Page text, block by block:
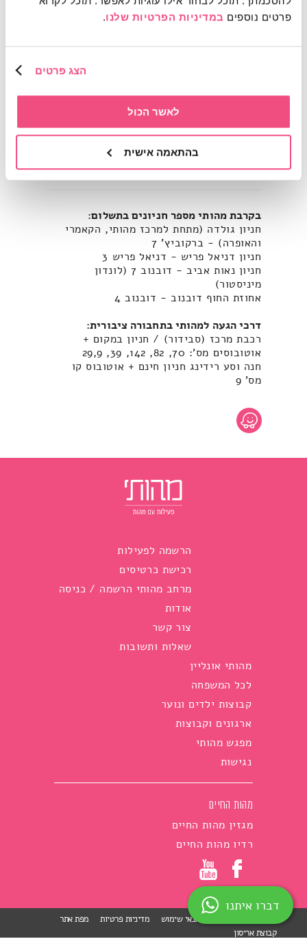
פרטים נוספים במדיניות הפרטיות שלנו.
הצג פרטים
לאשר הכול
בהתאמה אישית
כתובתנו: שד' שאול המלך 21, תל אביב (מול
רחבת הקאמרי)
שעות פתיחה: א-ה, מ-10:00 עד 20:00.
03-7181333או באימייל:info@mahuti.co.il
03-7181333או באימייל:
support@mahuti.co.il, בימים א-ה בין
השעות 09:00-15:00
בקרבת מהותי מספר חניונים בתשלום:
חניון גולדה (מתחת למרכז מהותי, הקאמרי
והאופרה) - ברקוביץ' 7
חניון דניאל פריש - דניאל פריש 3
חניון נאות אביב - דובנוב 7 (לונדון
מיניסטור)
אחוזת החוף דובנוב - דובנוב 4
דרכי הגעה למהותי בתחבורה ציבורית:
רכבת מרכז (סבידור) / חניון במקום +
אוטובוסים מס': 70, 82, 142, 39, 29,9
חנה וסע רידינג חניון חינם + אוטובוס קו
מס' 9
הרשמה לפעילות
רכישת כרטיסים
מרחב מהותי הרשמה / כניסה
אודות
צור קשר
שאלות ותשובות
מהותי אונליין
לכל המשפחה
קבוצות ילדים ונוער
ארגונים וקבוצות
מפגש מהותי
נגישות
מהות החיים
מגזין מהות החיים
רדיו מהות החיים
תנאי שימוש מדיניות פרטיות
מפת אתר
קבוצת אריסון
דברו איתנו